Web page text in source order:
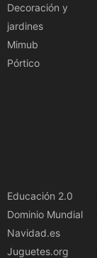
Decoración y
jardines
Mimub
Pórtico
Educación 2.0
Dominio Mundial
Navidad.es
Juguetes.org